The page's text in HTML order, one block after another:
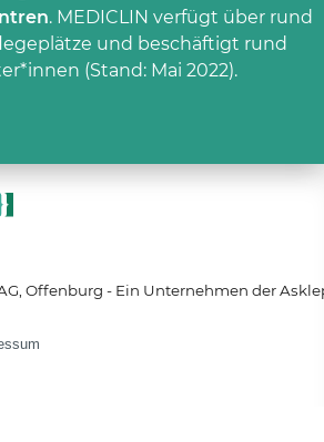
. MEDICLIN verfügt über rund
und beschäftigt rund
(Stand: Mai 2022).
Offenburg - Ein Unternehmen der